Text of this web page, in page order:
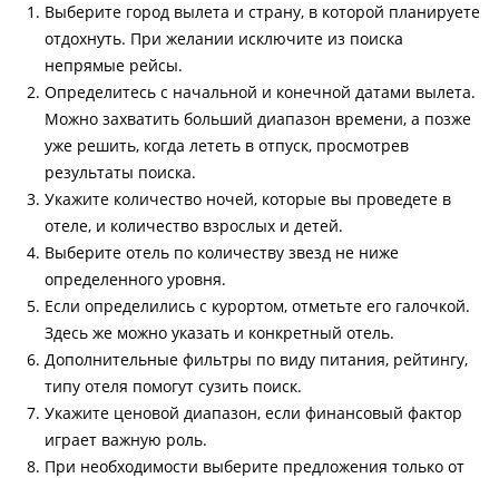
Выберите город вылета и страну, в которой планируете
отдохнуть. При желании исключите из поиска
непрямые рейсы.
Определитесь с начальной и конечной датами вылета.
Можно захватить больший диапазон времени, а позже
уже решить, когда лететь в отпуск, просмотрев
результаты поиска.
Укажите количество ночей, которые вы проведете в
отеле, и количество взрослых и детей.
Выберите отель по количеству звезд не ниже
определенного уровня.
Если определились с курортом, отметьте его галочкой.
Здесь же можно указать и конкретный отель.
Дополнительные фильтры по виду питания, рейтингу,
типу отеля помогут сузить поиск.
Укажите ценовой диапазон, если финансовый фактор
играет важную роль.
При необходимости выберите предложения только от